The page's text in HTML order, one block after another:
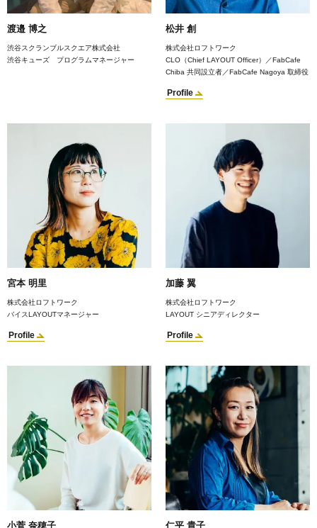
渡邉 博之
渋谷スクランブルスクエア株式会社
渋谷キューズ プログラムマネージャー
松井 創
株式会社ロフトワーク
CLO（Chief LAYOUT Officer）／FabCafe
Chiba 共同設立者／FabCafe Nagoya 取締役
Profile
宮本 明里
株式会社ロフトワーク
バイスLAYOUTマネージャー
Profile
加藤 翼
株式会社ロフトワーク
LAYOUT シニアディレクター
Profile
小菅 奈穂子 仁平 貴子